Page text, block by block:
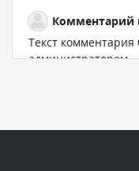
Комментарий
Текст комментария
администратором.